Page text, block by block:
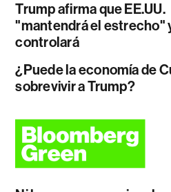
Trump afirma que EE.UU.
"mantendrá el estrecho"
controlará
¿Puede la economía de
sobrevivir a Trump?